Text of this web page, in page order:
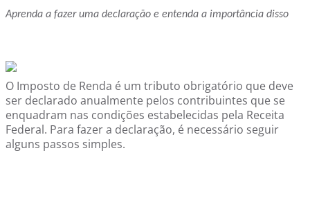
Aprenda a fazer uma declaração e entenda a importância disso
O Imposto de Renda é um tributo obrigatório que deve
ser declarado anualmente pelos contribuintes que se
enquadram nas condições estabelecidas pela Receita
Federal. Para fazer a declaração, é necessário seguir
alguns passos simples.